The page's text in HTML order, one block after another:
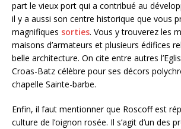
part le vieux port qui a contribué au
il y a aussi son centre historique que vous
magnifiques sorties. Vous y trouverez les
maisons d’armateurs et plusieurs édifices
belle architecture. On cite entre autres
Croas-Batz célèbre pour ses décors
chapelle Sainte-barbe.
Enfin, il faut mentionner que Roscoff est
culture de l’oignon rosée. Il s’agit d’un des